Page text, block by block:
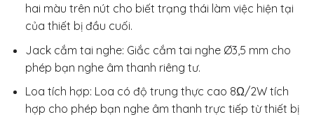
hai màu trên nút cho biết trạng thái làm việc hiện tại
của thiết bị đầu cuối.
Jack cắm tai nghe: Giắc cắm tai nghe Ø3,5 mm cho
phép bạn nghe âm thanh riêng tư.
Loa tích hợp: Loa có độ trung thực cao 8Ω/2W tích
hợp cho phép bạn nghe âm thanh trực tiếp từ thiết bị